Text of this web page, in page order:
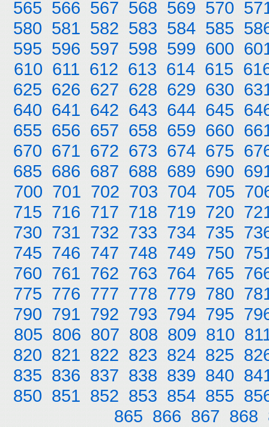
565 566 567 568 569 570
580 581 582 583 584 585
595 596 597 598 599 600
610 611 612 613 614 615
625 626 627 628 629 630
640 641 642 643 644 645
655 656 657 658 659 660
670 671 672 673 674 675
685 686 687 688 689 690
700 701 702 703 704 705
715 716 717 718 719 720
730 731 732 733 734 735
745 746 747 748 749 750
760 761 762 763 764 765
775 776 777 778 779 780
790 791 792 793 794 795
805 806 807 808 809 810
820 821 822 823 824 825
835 836 837 838 839 840
850 851 852 853 854 855
865 866 867 868